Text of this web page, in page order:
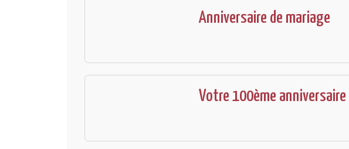
Anniversaire de mariage
Votre 100ème anniversaire